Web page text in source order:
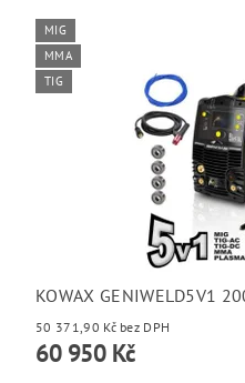
MIG
MMA
TIG
KOWAX GENIWELD5V1
50 371,90 Kč bez DPH
60 950 Kč